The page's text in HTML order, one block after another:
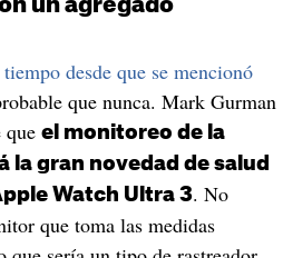
un agregado
desde que se mencionó
que nunca. Mark Gurman
que el monitoreo de la
la gran novedad de salud
Watch Ultra 3. No
que toma las medidas